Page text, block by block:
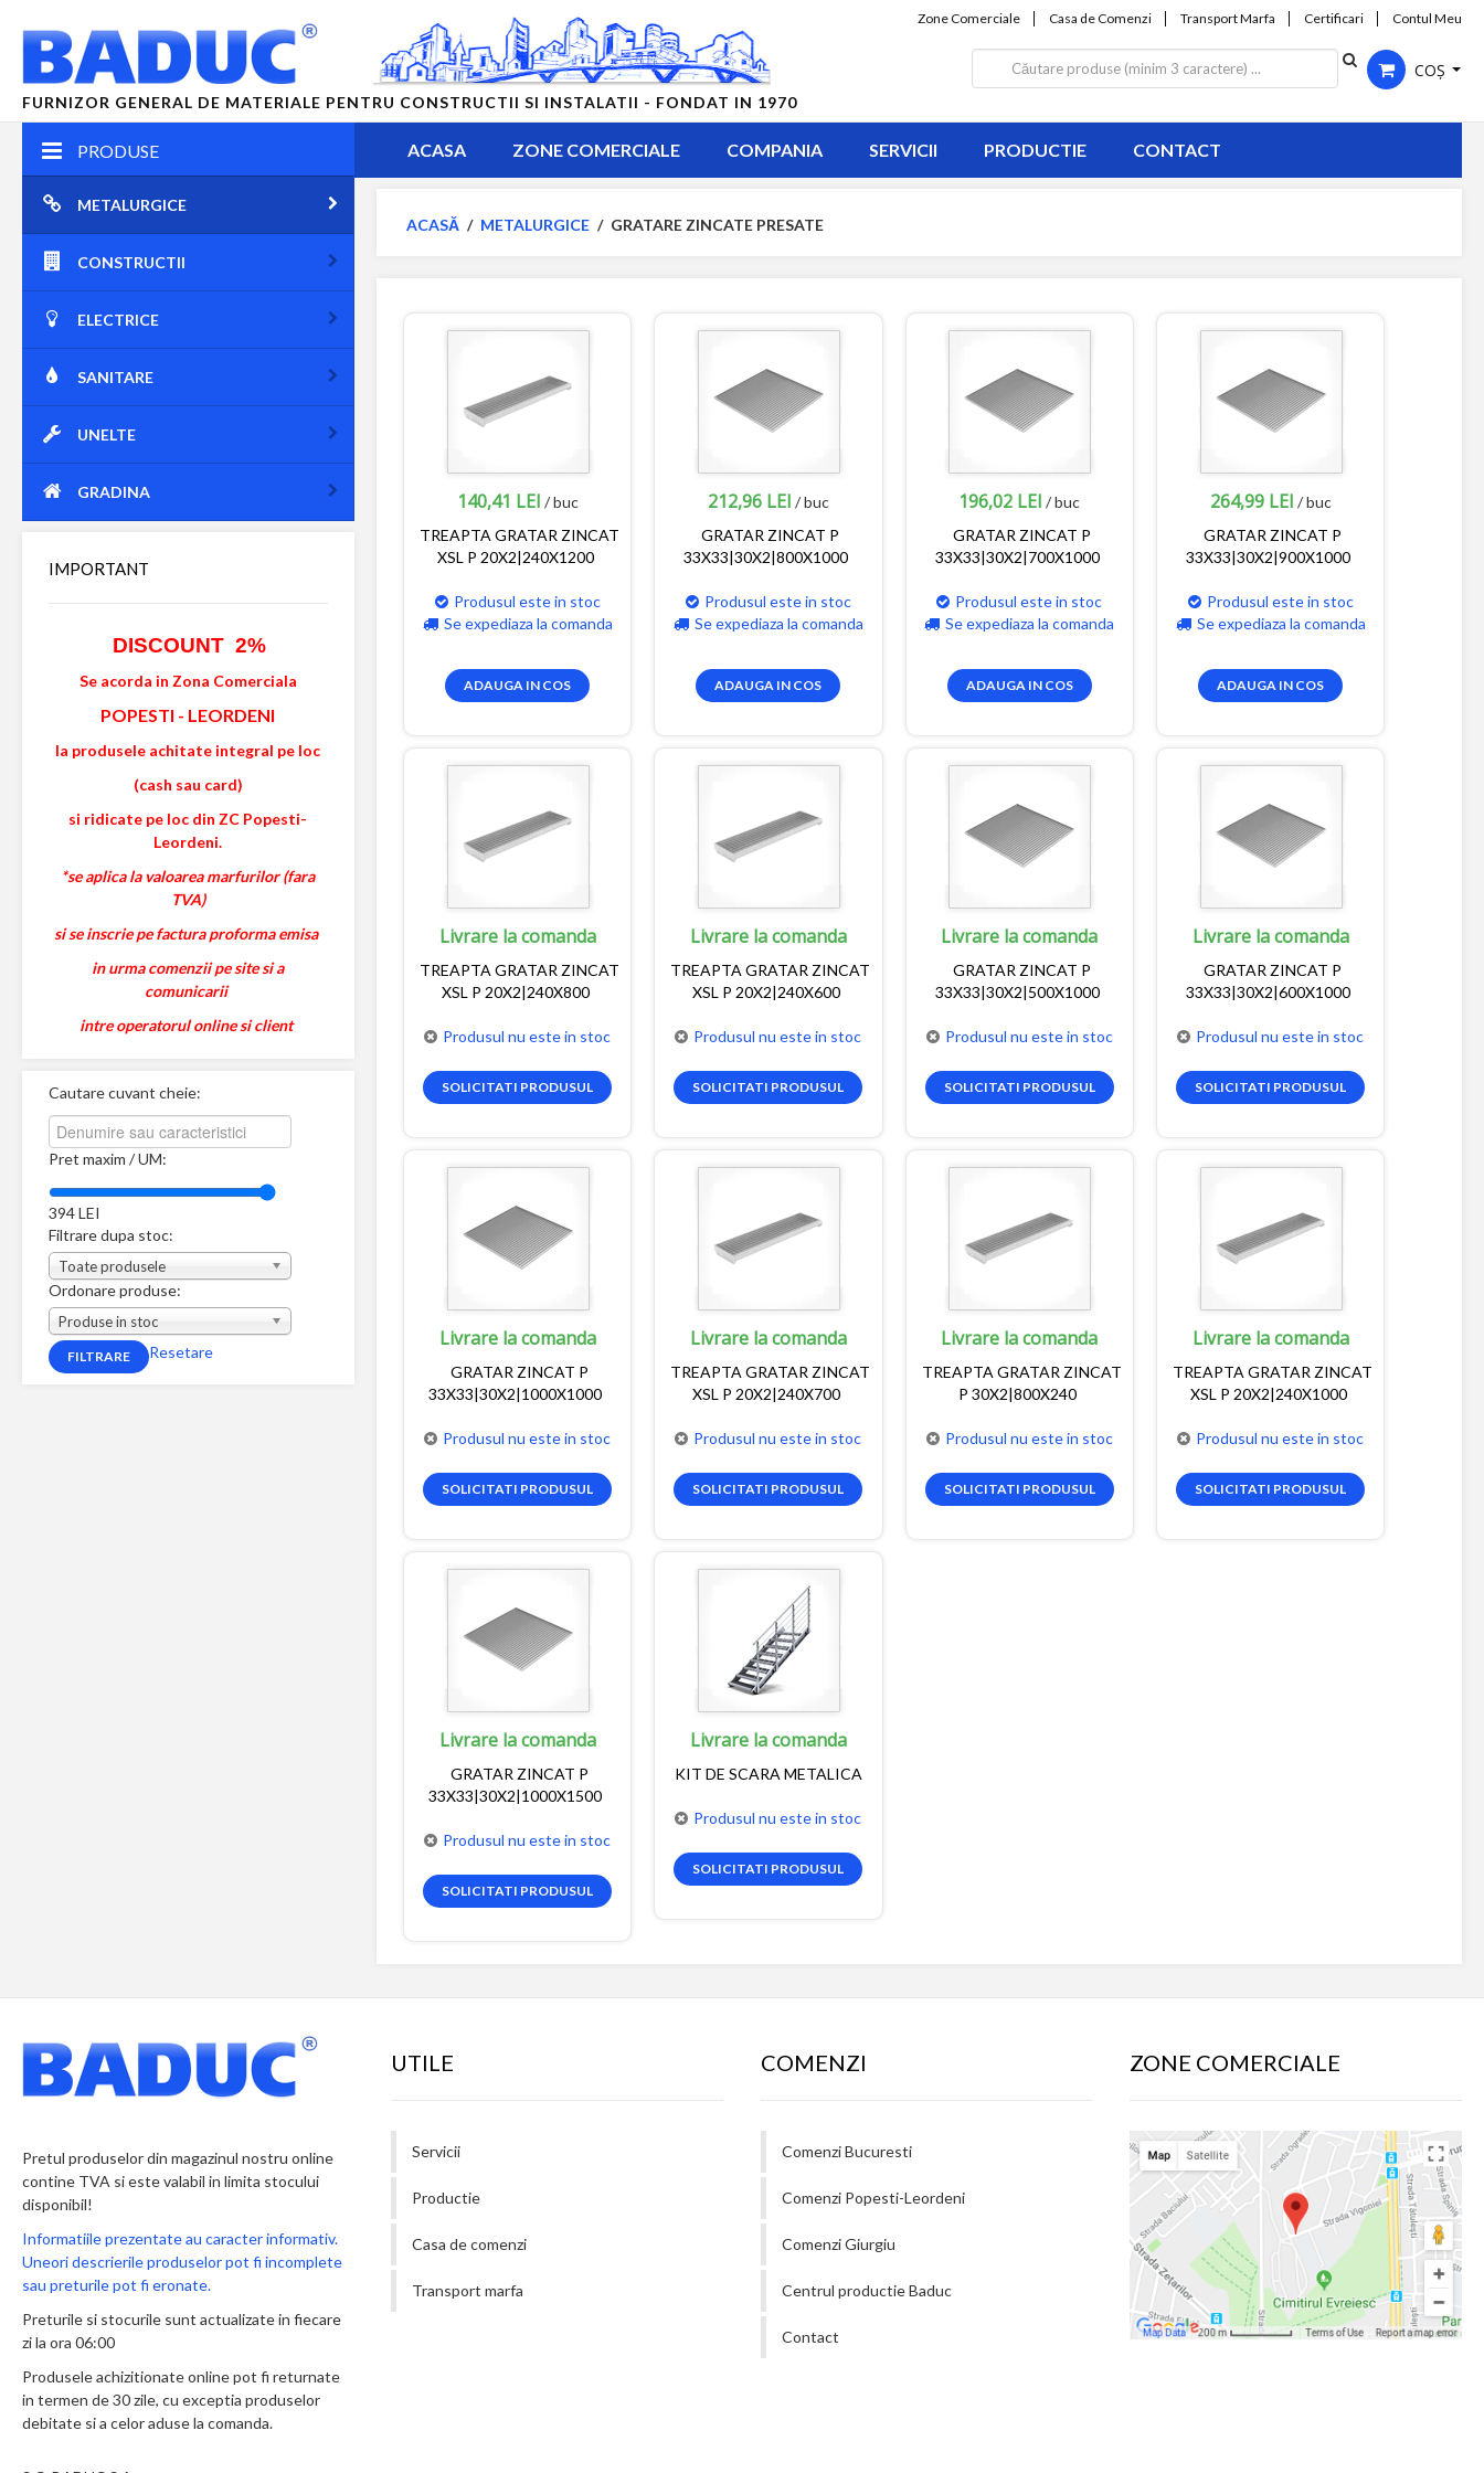
FURNIZOR GENERAL DE MATERIALE PENTRU CONSTRUCTII SI INSTALATII - FONDAT IN 1970
Zone Comerciale Casa de Comenzi Transport Marfa Certificari Contul Meu
COȘ
PRODUSE
METALURGICE
CONSTRUCTII
ELECTRICE
SANITARE
UNELTE
GRADINA
IMPORTANT
DISCOUNT 2%
Se acorda in Zona Comerciala
POPESTI - LEORDENI
la produsele achitate integral pe loc
(cash sau card)
si ridicate pe loc din ZC Popesti-
Leordeni.
*se aplica la valoarea marfurilor (fara
TVA)
si se inscrie pe factura proforma emisa
in urma comenzii pe site si a
comunicarii
intre operatorul online si client
Cautare cuvant cheie:
Pret maxim / UM:
394LEI
Filtrare dupa stoc:
Toate produsele
Ordonare produse:
Produse in stoc
Resetare
ACASA ZONE COMERCIALE COMPANIA SERVICII PRODUCTIE CONTACT
ACASĂ / METALURGICE / GRATARE ZINCATE PRESATE
140,41 LEI / buc
TREAPTA GRATAR ZINCAT
XSL P 20X2|240X1200
Produsul este in stoc
Se expediaza la comanda
ADAUGA IN COS
212,96 LEI / buc
GRATAR ZINCAT P
33X33|30X2|800X1000
Produsul este in stoc
Se expediaza la comanda
ADAUGA IN COS
196,02 LEI / buc
GRATAR ZINCAT P
33X33|30X2|700X1000
Produsul este in stoc
Se expediaza la comanda
ADAUGA IN COS
264,99 LEI / buc
GRATAR ZINCAT P
33X33|30X2|900X1000
Produsul este in stoc
Se expediaza la comanda
ADAUGA IN COS
Livrare la comanda
TREAPTA GRATAR ZINCAT
XSL P 20X2|240X800
Produsul nu este in stoc
SOLICITATI PRODUSUL
Livrare la comanda
TREAPTA GRATAR ZINCAT
XSL P 20X2|240X600
Produsul nu este in stoc
SOLICITATI PRODUSUL
Livrare la comanda
GRATAR ZINCAT P
33X33|30X2|500X1000
Produsul nu este in stoc
SOLICITATI PRODUSUL
Livrare la comanda
GRATAR ZINCAT P
33X33|30X2|600X1000
Produsul nu este in stoc
SOLICITATI PRODUSUL
Livrare la comanda
GRATAR ZINCAT P
33X33|30X2|1000X1000
Produsul nu este in stoc
SOLICITATI PRODUSUL
Livrare la comanda
TREAPTA GRATAR ZINCAT
XSL P 20X2|240X700
Produsul nu este in stoc
SOLICITATI PRODUSUL
Livrare la comanda
TREAPTA GRATAR ZINCAT
P 30X2|800X240
Produsul nu este in stoc
SOLICITATI PRODUSUL
Livrare la comanda
TREAPTA GRATAR ZINCAT
XSL P 20X2|240X1000
Produsul nu este in stoc
SOLICITATI PRODUSUL
Livrare la comanda
GRATAR ZINCAT P
33X33|30X2|1000X1500
Produsul nu este in stoc
SOLICITATI PRODUSUL
Livrare la comanda
KIT DE SCARA METALICA
Produsul nu este in stoc
SOLICITATI PRODUSUL
Pretul produselor din magazinul nostru online
contine TVA si este valabil in limita stocului
disponibil!
Informatiile prezentate au caracter informativ.
Uneori descrierile produselor pot fi incomplete
sau preturile pot fi eronate.
Preturile si stocurile sunt actualizate in fiecare
zi la ora 06:00
Produsele achizitionate online pot fi returnate
in termen de 30 zile, cu exceptia produselor
debitate si a celor aduse la comanda.
UTILE
Servicii
Productie
Casa de comenzi
Transport marfa
COMENZI
Comenzi Bucuresti
Comenzi Popesti-Leordeni
Comenzi Giurgiu
Centrul productie Baduc
Contact
ZONE COMERCIALE